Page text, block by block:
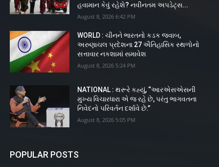
હવામાન કેવું રહેશે? નવીનતમ અપડેટ્સ...
August 8, 2026 6:42 PM
WORLD : ચીનને ભારતનો કડક જવાબ,
અરુણાચલ પ્રદેશના 27 ઐતિહાસિક સ્થળોનો
સત્તાવાર નકશામાં સમાવેશ
August 8, 2026 5:24 PM
NATIONAL : થરૂરે કહ્યું, “આરએસએસની
મુખ્ય વિચારધારા એ જ રહે છે, પરંતુ ભાગવતના
નિવેદનો પરિવર્તન દર્શાવે છે.”
August 8, 2026 5:05 PM
POPULAR POSTS